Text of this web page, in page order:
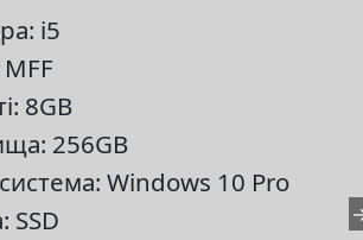
i5
8GB
256GB
Windows 10 Pro
SSD